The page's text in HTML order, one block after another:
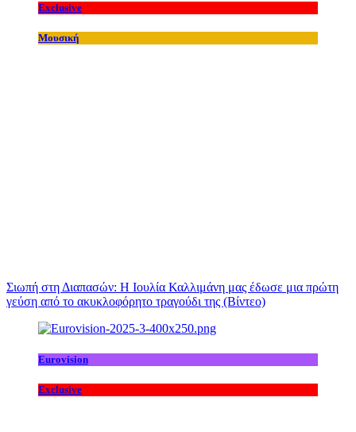
Exclusive
Μουσική
Σιωπή στη Διαπασών: Η Ιουλία Καλλιμάνη μας έδωσε μια πρώτη
γεύση από το ακυκλοφόρητο τραγούδι της (Βίντεο)
Eurovision
Exclusive